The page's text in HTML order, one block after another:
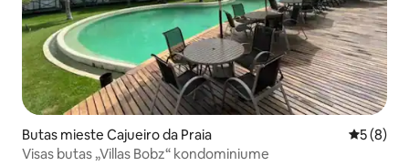
Butas mieste Cajueiro da Praia Vidutinis
5 (8)
Visas butas „Villas Bobz“ kondominiume